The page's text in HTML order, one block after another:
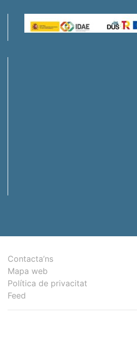
Contacta’ns
Mapa web
Política de privacitat
Feed